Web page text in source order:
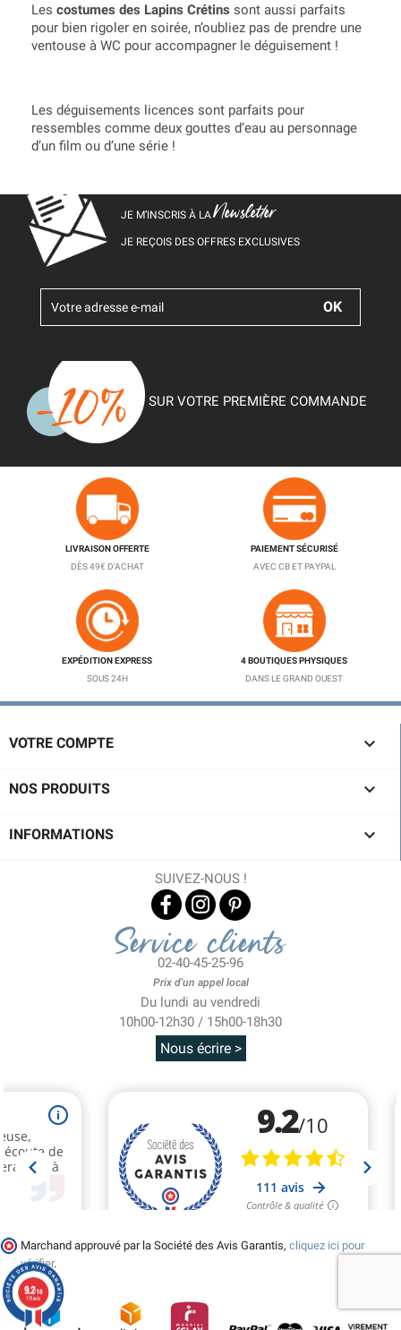
Les costumes des Lapins Crétins sont aussi parfaits
pour bien rigoler en soirée, n’oubliez pas de prendre une
ventouse à WC pour accompagner le déguisement !
Les déguisements licences sont parfaits pour
ressembles comme deux gouttes d’eau au personnage
d’un film ou d’une série !
JE M’INSCRIS À LANewsletter
JE REÇOIS DES OFFRES EXCLUSIVES
SUR VOTRE PREMIÈRE COMMANDE
LIVRAISON OFFERTE
DÈS 49€ D'ACHAT
PAIEMENT SÉCURISÉ
AVEC CB ET PAYPAL
EXPÉDITION EXPRESS
SOUS 24H
4 BOUTIQUES PHYSIQUES
DANS LE GRAND OUEST
VOTRE COMPTE 
NOS PRODUITS 
INFORMATIONS 
SUIVEZ-NOUS !
Service clients
02-40-45-25-96
Prix d'un appel local
Du lundi au vendredi
10h00-12h30 / 15h00-18h30
Nous écrire >
Marchand approuvé par la Société des Avis Garantis, cliquez ici pour
vérifier.
9.2/10
111 avis